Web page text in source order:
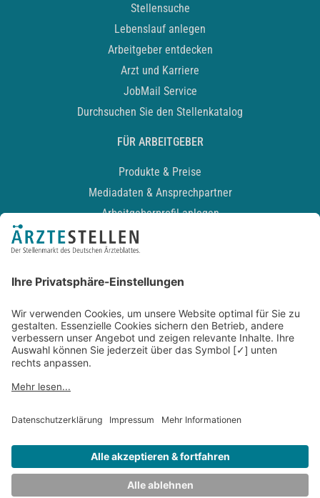
Stellensuche
Lebenslauf anlegen
Arbeitgeber entdecken
Arzt und Karriere
JobMail Service
Durchsuchen Sie den Stellenkatalog
FÜR ARBEITGEBER
Produkte & Preise
Mediadaten & Ansprechpartner
Arbeitgeberprofil anlegen
Recruiting-Podcast
Kontakt
Datenschutz
Newsletter